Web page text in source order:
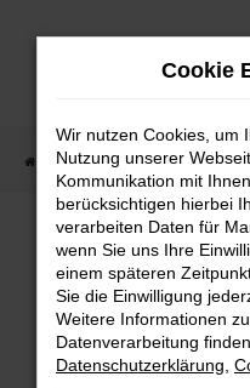
Zum
Startseite Fahrzeugangebote
Fehler:
Cookie
Wir nutzen Cookies, um
Nutzung unserer
Kommunikation mit
berücksichtigen hierbei
verarbeiten Daten für
wenn Sie uns Ihre
einem späteren
Sie die Einwilligung
Weitere Informationen
Datenverarbeitung
Datenschutzerklärung